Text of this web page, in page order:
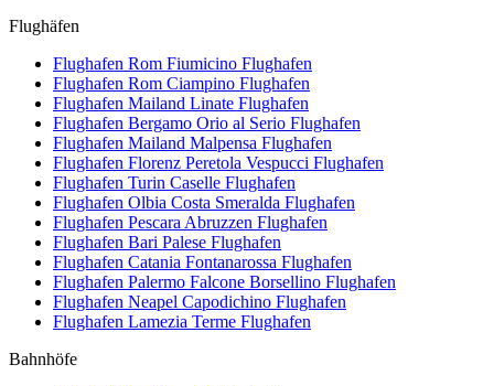
Flughäfen
Flughafen Rom Fiumicino Flughafen
Flughafen Rom Ciampino Flughafen
Flughafen Mailand Linate Flughafen
Flughafen Bergamo Orio al Serio Flughafen
Flughafen Mailand Malpensa Flughafen
Flughafen Florenz Peretola Vespucci Flughafen
Flughafen Turin Caselle Flughafen
Flughafen Olbia Costa Smeralda Flughafen
Flughafen Pescara Abruzzen Flughafen
Flughafen Bari Palese Flughafen
Flughafen Catania Fontanarossa Flughafen
Flughafen Palermo Falcone Borsellino Flughafen
Flughafen Neapel Capodichino Flughafen
Flughafen Lamezia Terme Flughafen
Bahnhöfe